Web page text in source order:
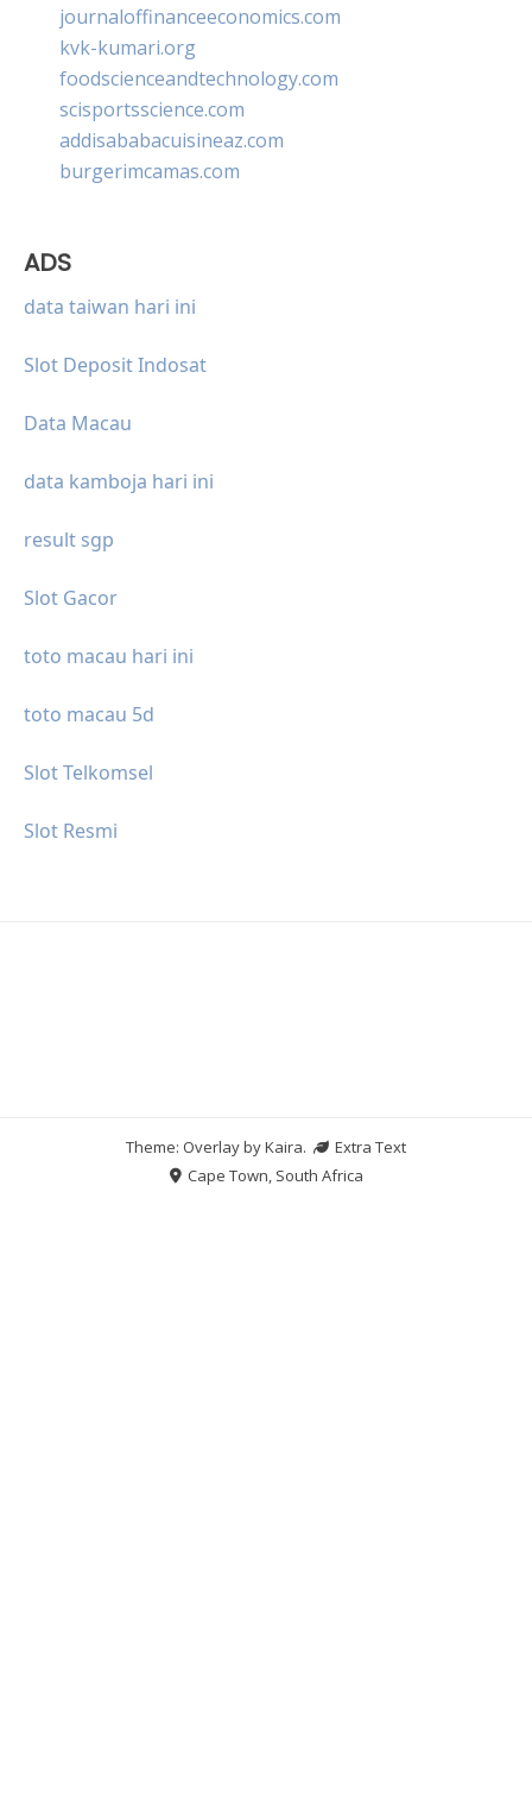
journaloffinanceeconomics.com
kvk-kumari.org
foodscienceandtechnology.com
scisportsscience.com
addisababacuisineaz.com
burgerimcamas.com
ADS
data taiwan hari ini
Slot Deposit Indosat
Data Macau
data kamboja hari ini
result sgp
Slot Gacor
toto macau hari ini
toto macau 5d
Slot Telkomsel
Slot Resmi
Theme: Overlay byKaira.
Extra Text
Cape Town, South Africa